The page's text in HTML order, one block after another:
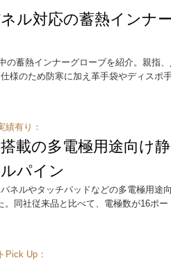
ル対応の蓄熱インナ
の蓄熱インナーグローブを紹介。親指
様のため防寒に加え革手袋やディスポ
績有り：
載の多電極用途向け
パイン
ネルやタッチパッドなどの多電極用途
。同社従来品と比べて、電極数が16ポ
Pick Up：